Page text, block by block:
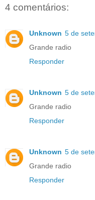
4 comentários:
Unknown 5 de
Grande radio
Responder
Unknown 5 de
Grande radio
Responder
Unknown 5 de
Grande radio
Responder